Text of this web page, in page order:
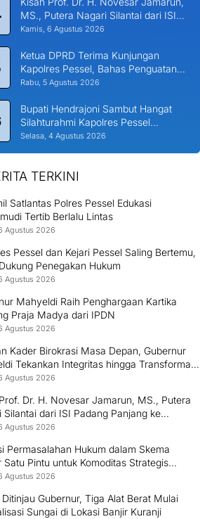
MS., Putera Nagari Silantai dari ISI
Padang Panjang ke Universitas
Kamis, 6 Agustus 2026
Ketua DPRD Terima Kunjungan
Kapolres Pessel, Bahas Penguatan
Kerjasama Hankamtibmas
Rabu, 5 Agustus 2026
Bupati Hendrajoni Sambut Hangat
Silahturahmi Kapolres Pessel
Bersama PJU
Selasa, 4 Agustus 2026
TERKINI
Satlantas Polres Pessel Edukasi
Tertib Berlalu Lintas
Agustus 2026
Pessel dan Kejari Pessel Saling Bertemu,
Penegakan Hukum
Agustus 2026
Mahyeldi Raih Penghargaan Kartika
Praja Madya dari IPDN
Agustus 2026
Kader Birokrasi Masa Depan, Gubernur
Tekankan Integritas hingga Transformasi
Praja IPDN Asal Sumbar
Agustus 2026
Dr. H. Novesar Jamarun, MS., Putera
Silantai dari ISI Padang Panjang ke
Dharma Andalas
Agustus 2026
Permasalahan Hukum dalam Skema
Satu Pintu untuk Komoditas Strategis
Agustus 2026
Gubernur, Tiga Alat Berat Mulai
Sungai di Lokasi Banjir Kuranji